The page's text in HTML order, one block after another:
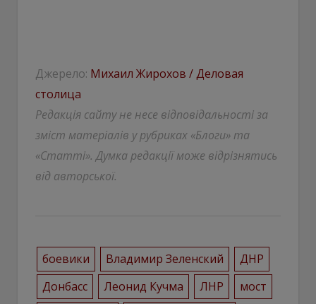
Джерело: Михаил Жирохов / Деловая
столица
Редакція сайту не несе відповідальності за
зміст матеріалів у рубриках «Блоги» та
«Статті». Думка редакції може відрізнятись
від авторської.
боевики Владимир Зеленский
ДНР
Донбасс
Леонид Кучма ЛНР
мост